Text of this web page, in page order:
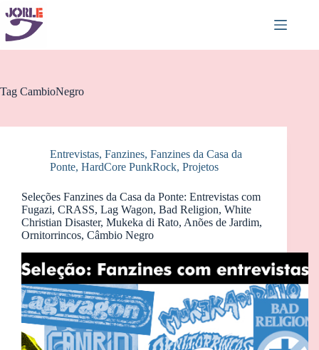
Pular
para
conteúdo
Tag CambioNegro
Entrevistas, Fanzines, Fanzines da Casa da
Ponte, HardCore PunkRock, Projetos
Seleções Fanzines da Casa da Ponte: Entrevistas com
Fugazi, CRASS, Lag Wagon, Bad Religion, White
Christian Disaster, Mukeka di Rato, Anões de Jardim,
Ornitorrincos, Câmbio Negro